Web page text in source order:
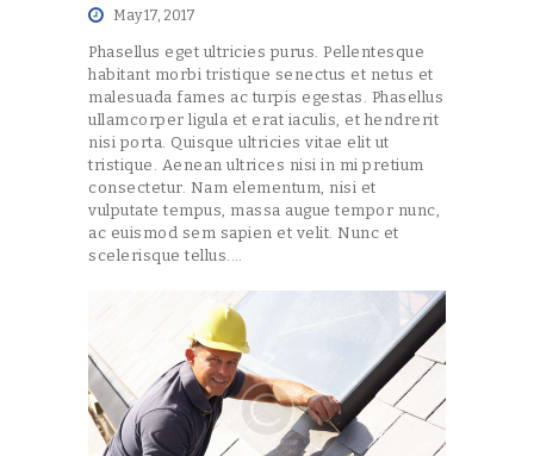
May 17, 2017
Phasellus eget ultricies purus. Pellentesque
habitant morbi tristique senectus et netus et
malesuada fames ac turpis egestas. Phasellus
ullamcorper ligula et erat iaculis, et hendrerit
nisi porta. Quisque ultricies vitae elit ut
tristique. Aenean ultrices nisi in mi pretium
consectetur. Nam elementum, nisi et
vulputate tempus, massa augue tempor nunc,
ac euismod sem sapien et velit. Nunc et
scelerisque tellus.…